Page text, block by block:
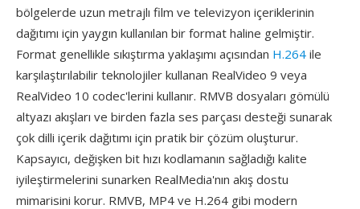
bölgelerde uzun metrajlı film ve televizyon içeriklerinin
dağıtımı için yaygın kullanılan bir format haline gelmiştir.
Format genellikle sıkıştırma yaklaşımı açısından H.264 ile
karşılaştırılabilir teknolojiler kullanan RealVideo 9 veya
RealVideo 10 codec'lerini kullanır. RMVB dosyaları gömülü
altyazı akışları ve birden fazla ses parçası desteği sunarak
çok dilli içerik dağıtımı için pratik bir çözüm oluşturur.
Kapsayıcı, değişken bit hızı kodlamanın sağladığı kalite
iyileştirmelerini sunarken RealMedia'nın akış dostu
mimarisini korur. RMVB, MP4 ve H.264 gibi modern